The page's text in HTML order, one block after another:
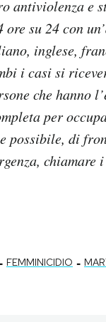
antiviolenza e
su 24 con
inglese,
i casi si
che hanno
per
possibile, di
FEMMINICIDIO -